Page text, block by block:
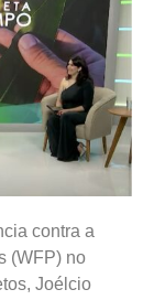
contra a
(WFP) no
Joélcio